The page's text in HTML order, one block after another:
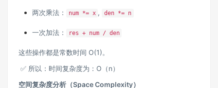
两次乘法： num *= x , den *= n
一次加法： res + num / den
这些操作都是常数时间 O(1)。
✅ 所以：时间复杂度为：O（n）
空间复杂度分析（Space Complexity）